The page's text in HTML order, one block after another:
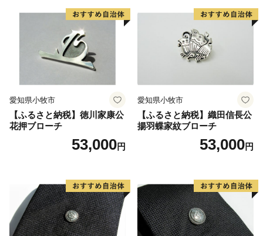
愛知県小牧市
【ふるさと納税】徳川家康公
花押ブローチ
53,000円
愛知県小牧市
【ふるさと納税】織田信長公
揚羽蝶家紋ブローチ
53,000円